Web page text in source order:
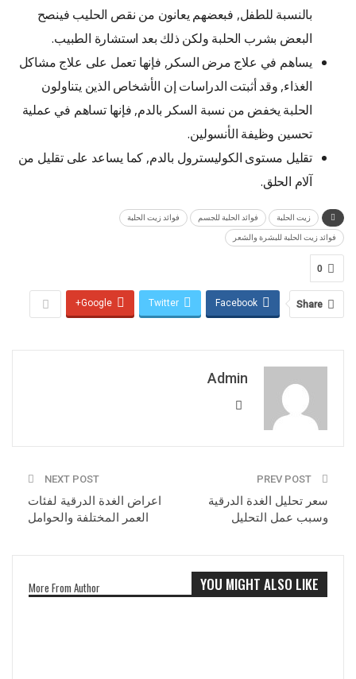
بالنسبة للطفل, فبعضهم يعانون من نقص الحليب فينصح
البعض بشرب الحلبة ولكن ذلك بعد استشارة الطبيب.
يساهم في علاج مرض السكر, فإنها تعمل على علاج مشاكل
الغذاء, وقد أثبتت الدراسات إن الأشخاص الذين يتناولون
الحلبة يخفض من نسبة السكر بالدم, فإنها تساهم في عملية
تحسين وظيفة الأنسولين.
تقليل مستوى الكوليسترول بالدم, كما يساعد على تقليل من
آلام الحلق.
زيت الحلبة فوائد الحلبة للجسم فوائد زيت الحلبة
فوائد زيت الحلبة للبشرة والشعر
0
Share
Facebook
Twitter
Google+
Admin
سعر تحليل الغدة الدرقية
وسبب عمل التحليل
NEXT POST
اعراض الغدة الدرقية لفئات
العمر المختلفة والحوامل
YOU MIGHT ALSO LIKE
More From Author